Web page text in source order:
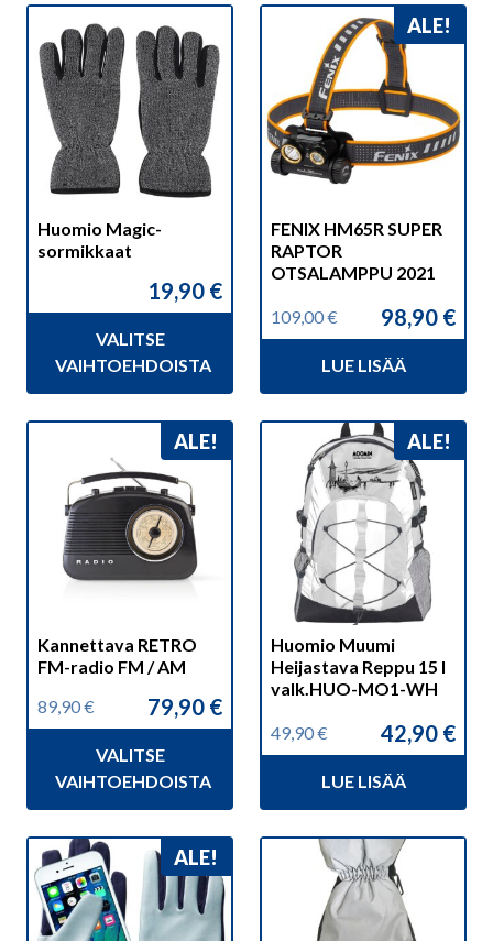
Huomio Magic-
sormikkaat
19,90 €
VALITSE
VAIHTOEHDOISTA
tuotteella
on
useampi
muunnelma.
Voit
tehdä
tuotteen
sivulla.
ALE!
FENIX HM65R SUPER
RAPTOR
OTSALAMPPU 2021
109,00€
Alkuperäinen
109,00 €.
98,90 €
Nykyinen
98,90 €.
LUE LISÄÄ
ALE!
Kannettava RETRO
FM-radio FM / AM
89,90€
Alkuperäinen
89,90 €.
79,90 €
Nykyinen
79,90 €.
VALITSE
VAIHTOEHDOISTA
useampi
muunnelma.
tuotteen
sivulla.
ALE!
Huomio Muumi
Heijastava Reppu 15 l
valk.HUO-MO1-WH
49,90€
Alkuperäinen
49,90 €.
42,90 €
Nykyinen
42,90 €.
LUE LISÄÄ
ALE!
tuotteella
useampi